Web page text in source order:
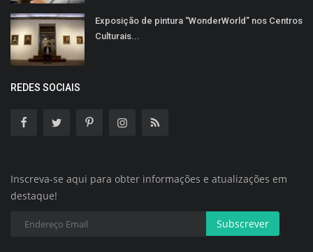
Exposição de pintura “WonderWorld” nos Centros
Culturais...
REDES SOCIAIS
Inscreva-se aqui para obter informações e atualizações em
destaque!
Subscrever